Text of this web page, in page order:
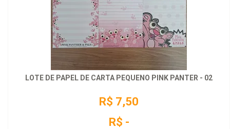
LOTE DE PAPEL DE CARTA PEQUENO PINK PANTER - 02
R$ 7,50
R$ -